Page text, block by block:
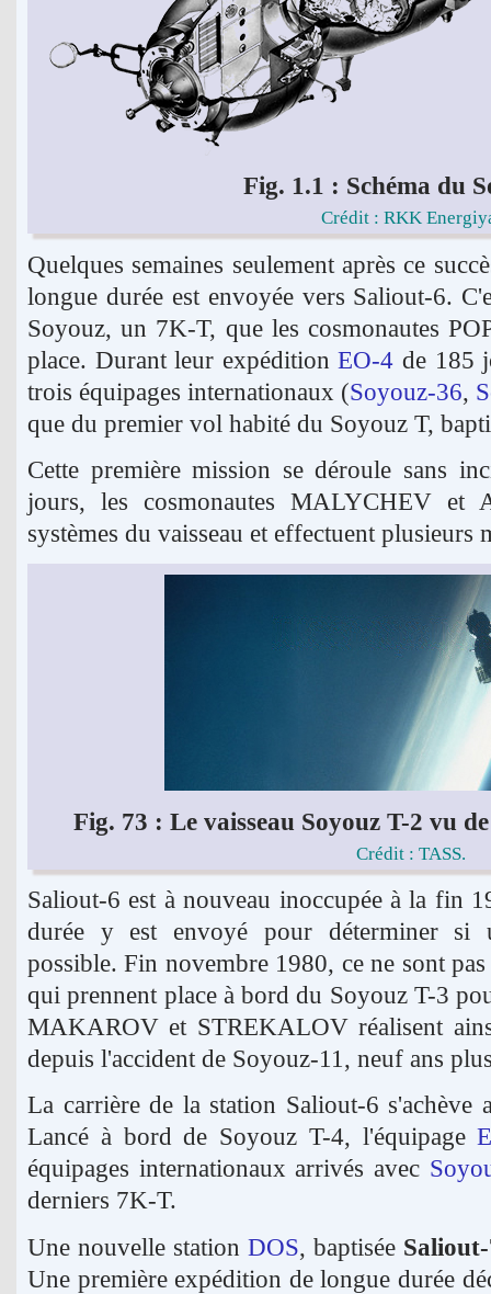
Fig. 1.1 : Schéma du
Crédit : RKK
Quelques semaines seulement après ce
longue durée est envoyée vers Saliout-6.
Soyouz, un 7K-T, que les cosmonautes
place. Durant leur expéditionEO-4 de 185
trois équipages internationaux (Soyouz-36,
que du premier vol habité du Soyouz T,
Cette première mission se déroule sans
jours, les cosmonautes MALYCHEV et
systèmes du vaisseau et effectuent plusieurs
Fig. 73 : Le vaisseau Soyouz T-2 vu
Crédit : TASS.
Saliout-6 est à nouveau inoccupée à la fin
durée y est envoyé pour déterminer si
possible. Fin novembre 1980, ce ne sont
qui prennent place à bord du Soyouz T-3
MAKAROV et STREKALOV réalisent
depuis l'accident de Soyouz-11, neuf ans
La carrière de la station Saliout-6 s'achève
Lancé à bord de Soyouz T-4, l'équipage
équipages internationaux arrivés avec
derniers 7K-T.
Une nouvelle station DOS, baptisée
Une première expédition de longue durée